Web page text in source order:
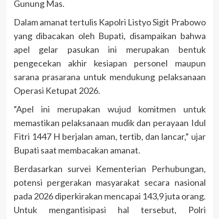
Gunung Mas.
Dalam amanat tertulis Kapolri Listyo Sigit Prabowo
yang dibacakan oleh Bupati, disampaikan bahwa
apel gelar pasukan ini merupakan bentuk
pengecekan akhir kesiapan personel maupun
sarana prasarana untuk mendukung pelaksanaan
Operasi Ketupat 2026.
“Apel ini merupakan wujud komitmen untuk
memastikan pelaksanaan mudik dan perayaan Idul
Fitri 1447 H berjalan aman, tertib, dan lancar,” ujar
Bupati saat membacakan amanat.
Berdasarkan survei Kementerian Perhubungan,
potensi pergerakan masyarakat secara nasional
pada 2026 diperkirakan mencapai 143,9 juta orang.
Untuk mengantisipasi hal tersebut, Polri